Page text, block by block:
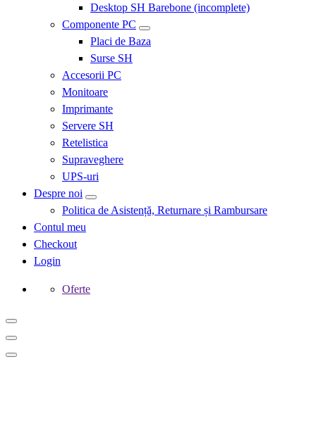
Desktop SH Barebone (incomplete)
Componente PC
Placi de Baza
Surse SH
Accesorii PC
Monitoare
Imprimante
Servere SH
Retelistica
Supraveghere
UPS-uri
Despre noi
Politica de Asistență, Returnare și Rambursare
Contul meu
Checkout
Login
Oferte